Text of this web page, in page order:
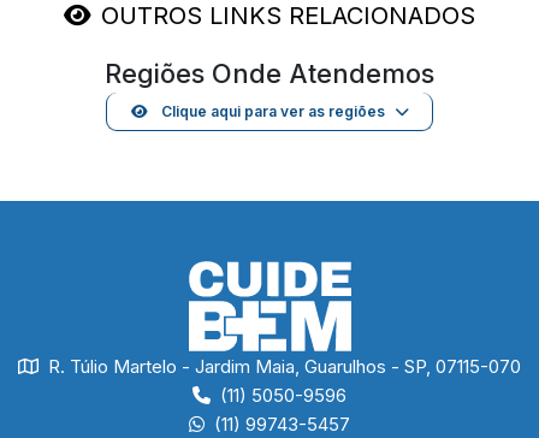
OUTROS LINKS RELACIONADOS
Regiões Onde Atendemos
Clique aqui para ver as regiões
R. Túlio Martelo - Jardim Maia, Guarulhos - SP, 07115-070
(11) 5050-9596
(11) 99743-5457